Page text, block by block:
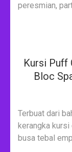
peresmian,
Kursi Puff
Bloc
Terbuat dari
kerangka kursi
busa tebal